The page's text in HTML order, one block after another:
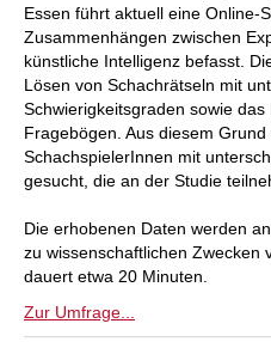
Essen führt aktuell eine Online-
Zusammenhängen zwischen
künstliche Intelligenz befasst.
Lösen von Schachrätseln mit
Schwierigkeitsgraden sowie
Fragebögen. Aus diesem
SchachspielerInnen mit
gesucht, die an der Studie
Die erhobenen Daten werden
zu wissenschaftlichen Zwecken
dauert etwa 20 Minuten.
Zur Umfrage...